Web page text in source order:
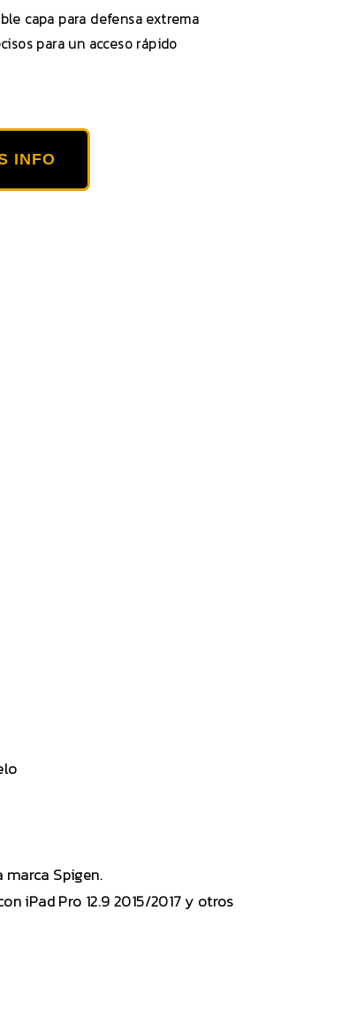
capa para defensa extrema
para un acceso rápido
INFO
Spigen.
iPad Pro 12.9 2015/2017 y otros